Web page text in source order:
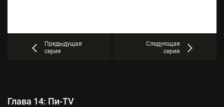
Предыдущая
серия
Следующая
серия
Глава 14: Пи-TV